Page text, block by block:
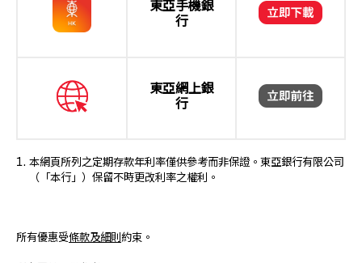
東亞手機銀
行
東亞網上銀
行
本網頁所列之定期存款年利率僅供參考而非保證。東亞銀行有限公司
（「本行」）保留不時更改利率之權利。
所有優惠受條款及細則 約束。